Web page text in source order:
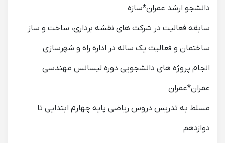
دانشجو ارشد عمران*سازه
سابقه فعالیت در شرکت های نقشه برداری، ساخت و ساز
ساختمان و فعالیت یک ساله در اداره راه و شهرسازی
انجام پروژه های دانشجویی دوره لیسانس مهندسی
عمران*عمران
مسلط به تدریس دروس ریاضی پایه چهارم ابتدایی تا
دوازدهم